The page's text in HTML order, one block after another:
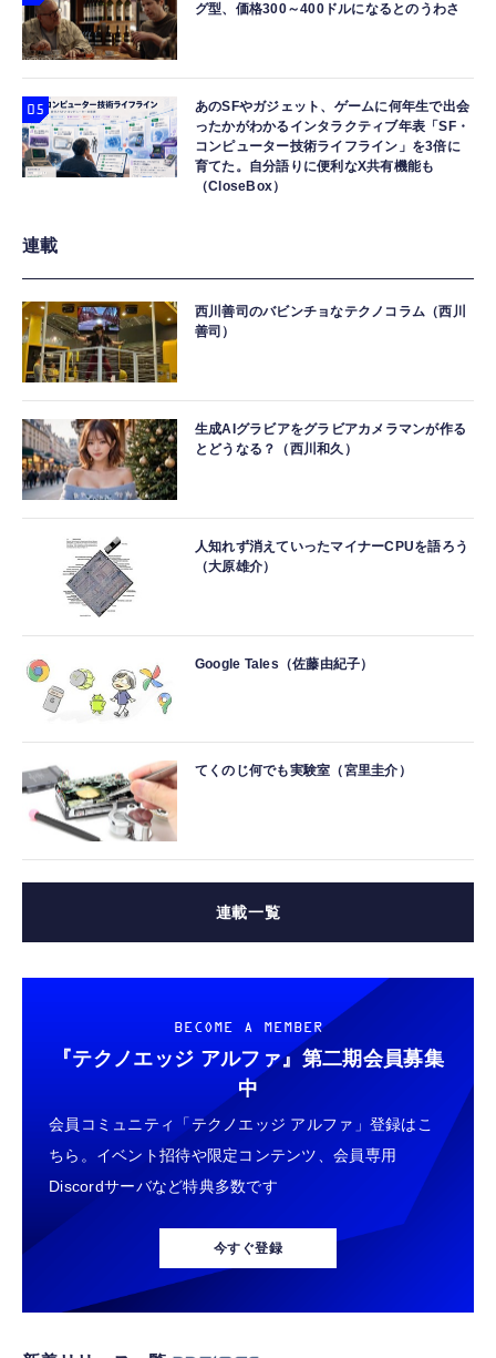
グ型、価格300～400ドルになるとのうわさ
あのSFやガジェット、ゲームに何年生で出会
ったかがわかるインタラクティブ年表「SF・
コンピューター技術ライフライン」を3倍に
育てた。自分語りに便利なX共有機能も
（CloseBox）
連載
西川善司のバビンチョなテクノコラム（西川
善司）
生成AIグラビアをグラビアカメラマンが作る
とどうなる？（西川和久）
人知れず消えていったマイナーCPUを語ろう
（大原雄介）
Google Tales（佐藤由紀子）
てくのじ何でも実験室（宮里圭介）
連載一覧
BECOME A MEMBER
『テクノエッジ アルファ』 第二期会員募集
中
会員コミュニティ「テクノエッジ アルファ」登録はこ
ちら。イベント招待や限定コンテンツ、会員専用
Discordサーバなど特典多数です
今すぐ登録